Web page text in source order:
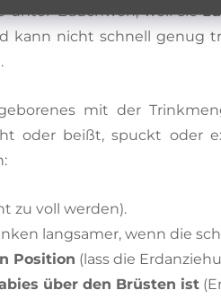
unter Bauchweh, weil sie
kann nicht schnell genug
mit der
oder beißt, spuckt oder
zu voll werden).
langsamer, wenn die
Position (lass die
über den Brüsten ist